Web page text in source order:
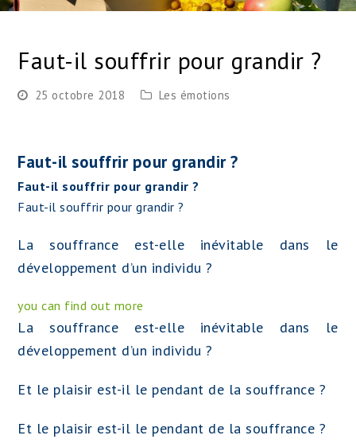
Faut-il souffrir pour grandir ?
25 octobre 2018 Les émotions
Faut-il souffrir pour grandir ?
Faut-il souffrir pour grandir ?
Faut-il souffrir pour grandir ?
La souffrance est-elle inévitable dans le
développement d’un individu ?
you can find out more
La souffrance est-elle inévitable dans le
développement d’un individu ?
Et le plaisir est-il le pendant de la souffrance ?
Et le plaisir est-il le pendant de la souffrance ?